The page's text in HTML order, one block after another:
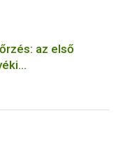
az első